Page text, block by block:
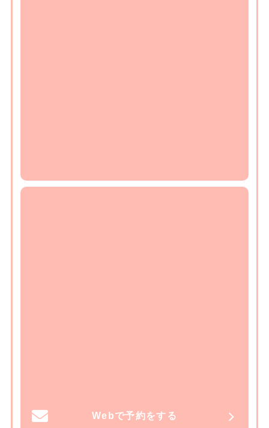
Webで予約をする